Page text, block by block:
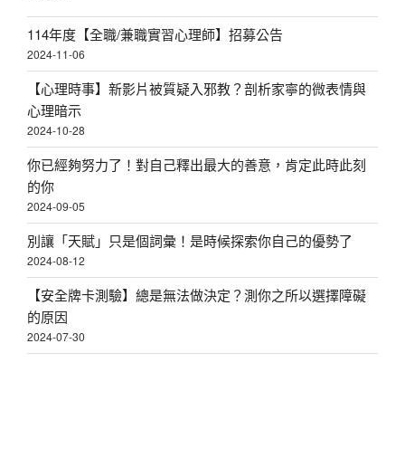
114年度【全職/兼職實習心理師】招募公告
2024-11-06
【心理時事】新影片被質疑入邪教？剖析家寧的微表情與
心理暗示
2024-10-28
你已經夠努力了！對自己釋出最大的善意，肯定此時此刻
的你
2024-09-05
別讓「天賦」只是個詞彙！是時候探索你自己的優勢了
2024-08-12
【安全牌卡測驗】總是無法做決定？測你之所以選擇障礙
的原因
2024-07-30